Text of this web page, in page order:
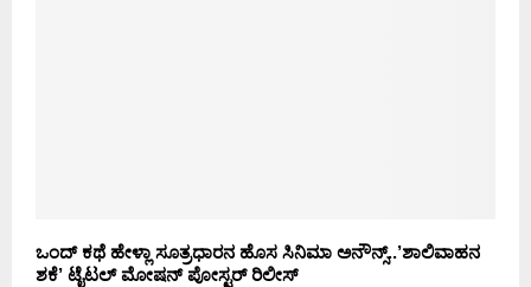
ಒಂದ್ ಕಥೆ ಹೇಳ್ಲಾ ಸೂತ್ರಧಾರನ ಹೊಸ ಸಿನಿಮಾ ಅನೌನ್ಸ್..’ಶಾಲಿವಾಹನ
ಶಕೆ’ ಟೈಟಲ್ ಮೋಷನ್ ಪೋಸ್ಟರ್ ರಿಲೀಸ್